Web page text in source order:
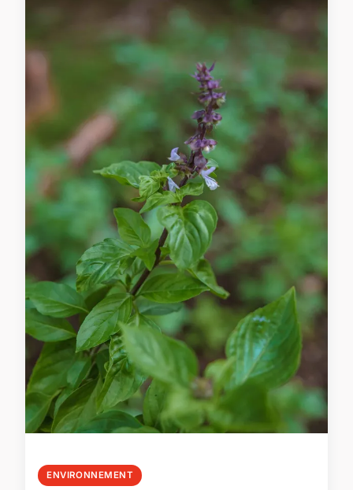
ENVIRONNEMENT